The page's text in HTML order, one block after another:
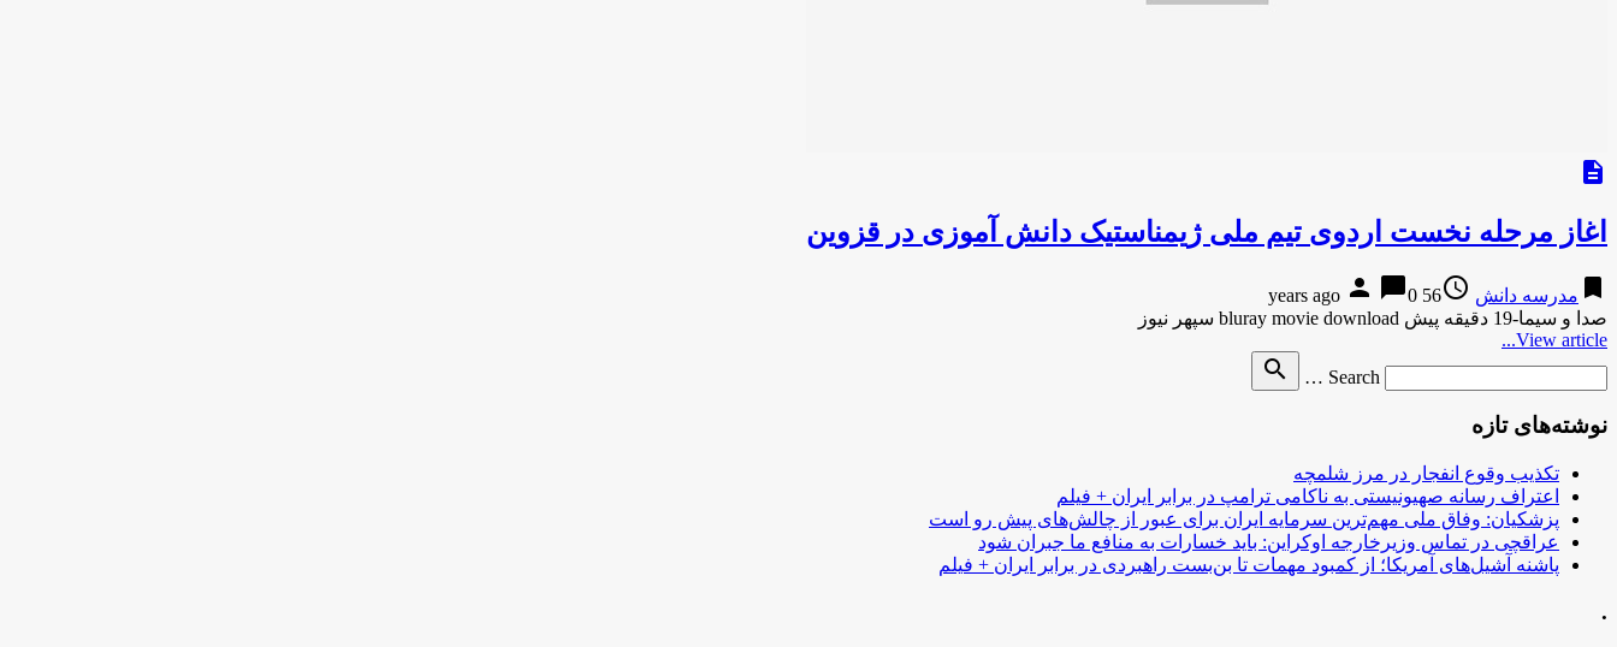
description
اغاز مرحله نخست اردوی تیم ملی ژیمناستیک دانش آموزی در قزوین
bookmark مدرسه دانش access_time
56 years ago
person chat_bubble0
صدا و سیما-19 دقیقه پیش bluray movie download سپهر نیوز
View article...
Search …
search
نوشته‌های تازه
تکذیب وقوع انفجار در مرز شلمچه
اعتراف رسانه صهیونیستی به ناکامی ترامپ در برابر ایران + فیلم
پزشکیان: وفاق ملی مهم‌ترین سرمایه ایران برای عبور از چالش‌های پیش رو است
عراقچی در تماس وزیرخارجه اوکراین: باید خسارات به منافع ما جبران شود
پاشنه آشیل‌های آمریکا؛ از کمبود مهمات تا بن‌بست راهبردی در برابر ایران + فیلم
.